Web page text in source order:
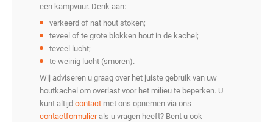
een kampvuur. Denk aan:
verkeerd of nat hout stoken;
teveel of te grote blokken hout in de kachel;
teveel lucht;
te weinig lucht (smoren).
Wij adviseren u graag over het juiste gebruik van uw
houtkachel om overlast voor het milieu te beperken. U
kunt altijd contact met ons opnemen via ons
contactformulierals u vragen heeft? Bent u ook